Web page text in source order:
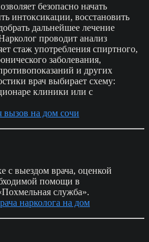
безопасно начать
интоксикации, восстановить
дальнейшее лечение
проводит анализ
стаж употребления спиртного,
заболевания,
и других
врач выбирает схему:
клиники или с
вызов на дом сочи
с выездом врача, оценкой
помощи в
служба».
нарколога на дом